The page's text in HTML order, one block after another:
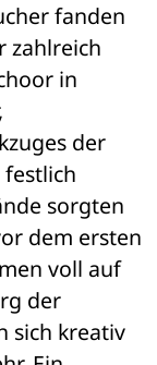
fanden
zahlreich
in
der
sorgten
dem ersten
voll auf
der
sich kreativ